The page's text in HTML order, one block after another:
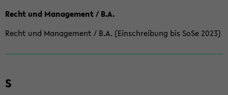
Recht und Management / B.A.
Recht und Management / B.A. (Einschreibung bis SoSe 2023)
S